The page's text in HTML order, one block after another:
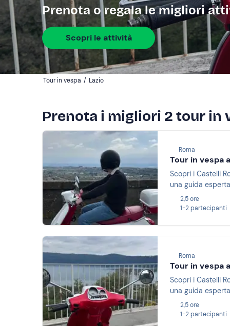
Prenota o regala le migliori
Scopri le attività
Tour in vespa / Lazio
Prenota i migliori 2 tour in
Roma
Tour in vespa
Scopri i Castelli
una guida
2,5 ore
1-2 partecipanti
Roma
Tour in vespa
Scopri i Castelli
una guida
2,5 ore
1-2 partecipanti